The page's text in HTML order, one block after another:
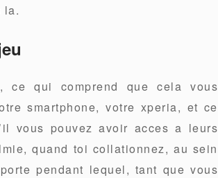
la.
ce qui comprend que cela vous
smartphone, votre xperia, et ce
vous pouvez avoir acces a leurs
quand toi collationnez, au sein
pendant lequel, tant que vous